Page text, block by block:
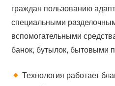
граждан пользованию
специальными
вспомогательными
банок, бутылок, бытовыми
Технология работает